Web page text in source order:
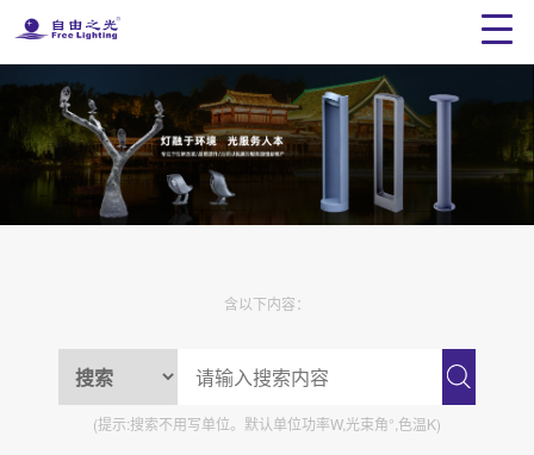
含以下内容：
(提示:搜索不用写单位。默认单位功率W,光束角°,色温K)